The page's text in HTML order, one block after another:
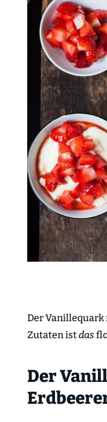
Der Vanillequark
Zutaten istdas
Der